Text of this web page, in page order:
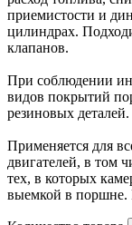
приемистости и
цилиндрах.
клапанов.
При соблюдении
видов покрытий
резиновых деталей.
Применяется для
двигателей, в том
тех, в которых
выемкой в поршне.